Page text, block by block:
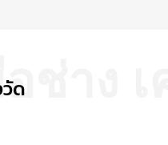
ช่าง เ
ด